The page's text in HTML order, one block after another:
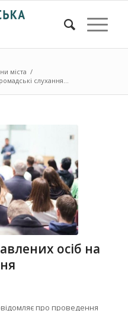
міста /
слухання...
осіб на
про проведення